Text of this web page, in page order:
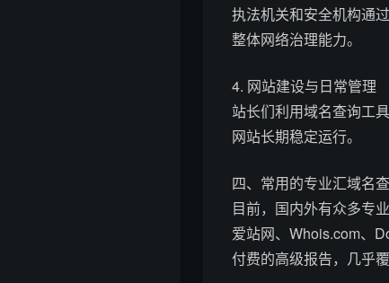
执法机关和安全机构通
整体网络治理能力。
4. 网站建设与日常管理
站长们利用域名查询工
网站长期稳定运行。
四、常用的专业汇域名
目前，国内外有众多专
爱站网、Whois.com、
付费的高级报告，几乎